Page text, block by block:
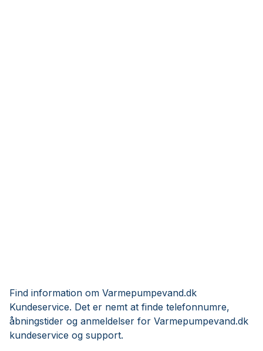
Find information om Varmepumpevand.dk
Kundeservice. Det er nemt at finde telefonnumre,
åbningstider og anmeldelser for Varmepumpevand.dk
kundeservice og support.